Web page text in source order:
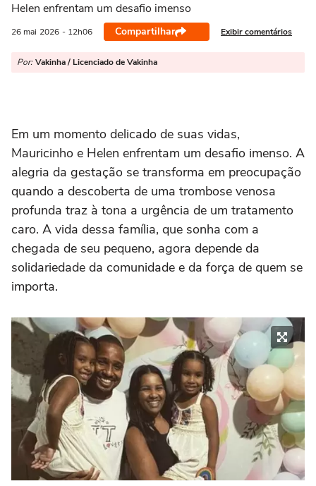
Helen enfrentam um desafio imenso
26 mai 2026 - 12h06 Compartilhar Exibir comentários
Por: Vakinha / Licenciado de Vakinha
Em um momento delicado de suas vidas,
Mauricinho e Helen enfrentam um desafio imenso. A
alegria da gestação se transforma em preocupação
quando a descoberta de uma trombose venosa
profunda traz à tona a urgência de um tratamento
caro. A vida dessa família, que sonha com a
chegada de seu pequeno, agora depende da
solidariedade da comunidade e da força de quem se
importa.